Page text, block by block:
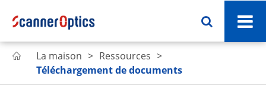
 La maison
Ressources
Téléchargement de documents